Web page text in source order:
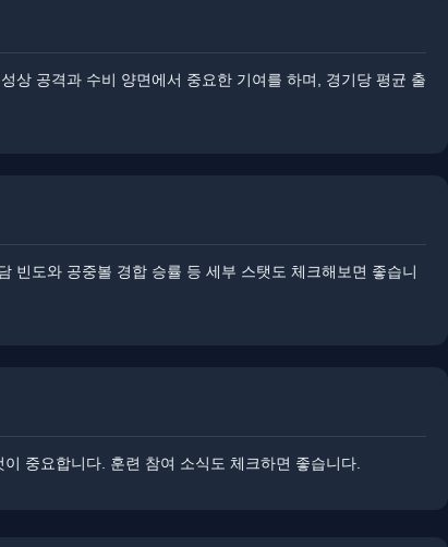
상 공격과 수비 양면에서 중요한 기여를 하며, 경기당 평균 출
빈도와 공중볼 경합 승률 등 세부 스탯도 체크해보면 좋습니
중요합니다. ​​훈련 참여 소식도 체크하면 좋습니다.